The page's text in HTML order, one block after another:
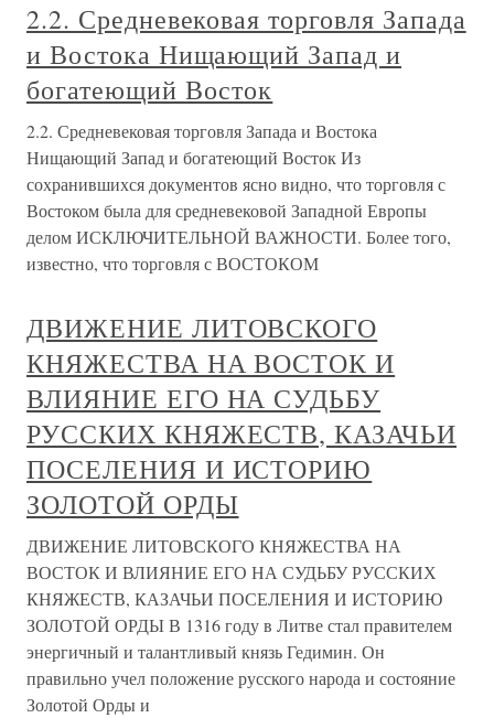
2.2. Средневековая торговля Запада
и Востока Нищающий Запад и
богатеющий Восток
2.2. Средневековая торговля Запада и Востока
Нищающий Запад и богатеющий Восток Из
сохранившихся документов ясно видно, что торговля с
Востоком была для средневековой Западной Европы
делом ИСКЛЮЧИТЕЛЬНОЙ ВАЖНОСТИ. Более того,
известно, что торговля с ВОСТОКОМ
ДВИЖЕНИЕ ЛИТОВСКОГО
КНЯЖЕСТВА НА ВОСТОК И
ВЛИЯНИЕ ЕГО НА СУДЬБУ
РУССКИХ КНЯЖЕСТВ, КАЗАЧЬИ
ПОСЕЛЕНИЯ И ИСТОРИЮ
ЗОЛОТОЙ ОРДЫ
ДВИЖЕНИЕ ЛИТОВСКОГО КНЯЖЕСТВА НА
ВОСТОК И ВЛИЯНИЕ ЕГО НА СУДЬБУ РУССКИХ
КНЯЖЕСТВ, КАЗАЧЬИ ПОСЕЛЕНИЯ И ИСТОРИЮ
ЗОЛОТОЙ ОРДЫ В 1316 году в Литве стал правителем
энергичный и талантливый князь Гедимин. Он
правильно учел положение русского народа и состояние
Золотой Орды и